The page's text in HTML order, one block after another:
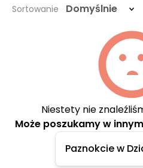
Sortowanie Domyślnie
Niestety nie
Może poszukamy w
Paznokcie w